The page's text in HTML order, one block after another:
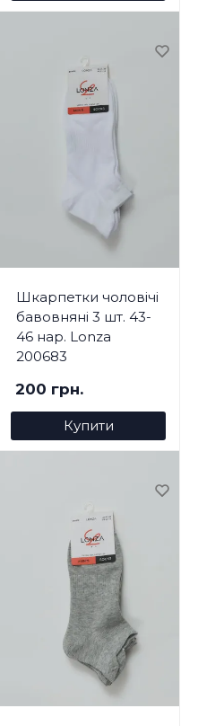
Шкарпетки чоловічі
бавовняні 3 шт. 43-
46 нар. Lonza
200683
200 грн.
Купити